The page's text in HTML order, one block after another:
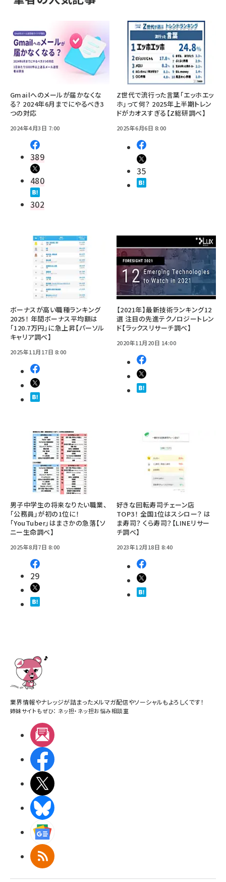
Gmailへのメールが届かなくな
る？ 2024年6月までにやるべき3
つの対応
2024年4月3日 7:00
389
480
302
Z世代で流行った言葉「エッホエッ
ホ」って何？ 2025年上半期トレン
ドがカオスすぎる【Z総研調べ】
2025年6月6日 8:00
35
ボーナスが高い職種ランキング
2025！ 年間ボーナス平均額は
「120.7万円」に急上昇【パーソル
キャリア調べ】
2025年11月17日 8:00
【2021年】最新技術ランキング12
選 注目の先進テクノロジートレン
ド【ラックスリサーチ調べ】
2020年11月20日 14:00
男子中学生の将来なりたい職業、
「公務員」が初の1位に！
「YouTuber」はまさかの急落【ソ
ニー生命調べ】
2025年8月7日 8:00
29
好きな回転寿司チェーン店
TOP3！ 全国1位はスシロー？ は
ま寿司？ くら寿司？【LINEリサー
チ調べ】
2023年12月18日 8:40
業界情報やナレッジが詰まったメルマガ配信やソーシャルもよろしくです！
姉妹サイトもぜひ： ネッ担・ ネッ担お悩み相談室
RSS